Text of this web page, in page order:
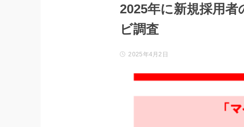
2025年に新規採用
ビ調査
2025年4月2日